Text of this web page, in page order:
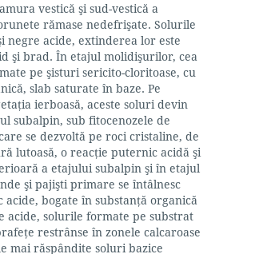
vestică şi sud-vestică a
rămase nedefrişate. Solurile
negre acide, extinderea lor este
şi brad. În etajul molidişurilor, cea
pe şisturi sericito-cloritoase, cu
slab saturate în baze. Pe
ierboasă, aceste soluri devin
subalpin, sub fitocenozele de
se dezvoltă pe roci cristaline, de
lutoasă, o reacţie puternic acidă şi
a etajului subalpin şi în etajul
şi pajişti primare se întâlnesc
bogate în substanţă organică
acide, solurile formate pe substrat
restrânse în zonele calcaroase
mai răspândite soluri bazice